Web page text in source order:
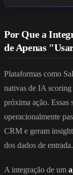
Por Que a
de Apenas
Plataformas como
nativas de IA scoring
próxima ação. Essas
operacionalmente
CRM e geram
dos dados de entrada.
A integração de um